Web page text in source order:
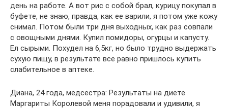
день на работе. А вот рис с собой брал, курицу покупал в
буфете, не знаю, правда, как ее варили, я потом уже кожу
снимал. Потом были три дня выходных, как раз совпали
с овощными днями. Купил помидоры, огурцы и капусту.
Ел сырыми. Похудел на 6,5кг, но было трудно выдержать
сухую пищу, в результате все равно пришлось купить
слабительное в аптеке.
Диана, 24 года, медсестра: Результаты на диете
Маргариты Королевой меня порадовали и удивили, я